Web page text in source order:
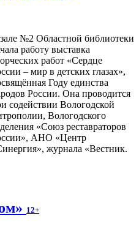
№2 Областной библиотеки
работу выставка
работ «Сердце
– мир в детских глазах»,
Году единства
России. Она проводится
содействии Вологодской
Вологодского
«Союз реставраторов
АНО «Центр
журнала «Вестник.
12+